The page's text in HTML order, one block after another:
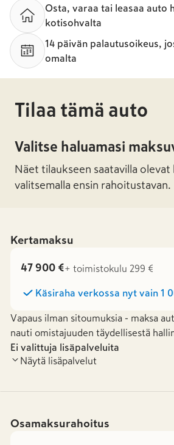
Osta, varaa tai leasaa auto
kotisohvalta
14 päivän palautusoikeus,
omalta
Tilaa tämä auto
Valitse haluamasi
Näet tilaukseen saatavilla olevat
valitsemalla ensin rahoitustavan.
Kertamaksu
47 900 €+ toimistokulu 299 €
Käsiraha verkossa nyt vain 1
Vapaus ilman sitoumuksia - maksa
nauti omistajuuden täydellisestä
Ei valittuja lisäpalveluita
Näytä lisäpalvelut
Osamaksurahoitus